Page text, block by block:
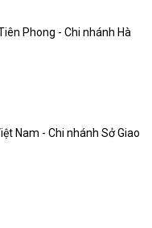
Phong - Chi nhánh Hà
Nam - Chi nhánh Sở Giao